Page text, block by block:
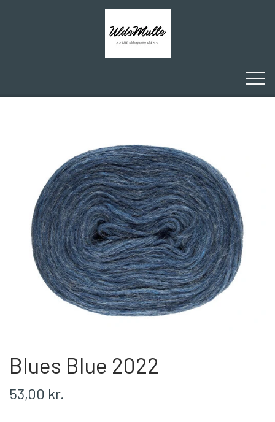
FORSIDE
ULDEMULLE
KONTAKT
WEBSHOP
PLÖTULOPI
LÉTTLOPI
Blues Blue 2022
53,00 kr.